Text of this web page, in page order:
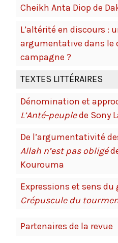
Cheikh Anta Diop de
L’altérité en discours :
argumentative dans le
campagne ?
TEXTES LITTÉRAIRES
Dénomination et
L’Anté-peuplede Sony
De l’argumentativité
Allah n’est pas obligé
Kourouma
Expressions et sens du
Crépuscule du
Partenaires de la revue